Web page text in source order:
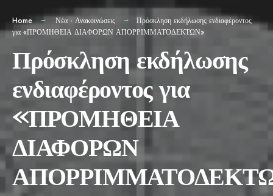
Home Νέα - Ανακοινώσεις
Πρόσκληση εκδήλωσης ενδιαφέροντος
για «ΠΡΟΜΗΘΕΙΑ ΔΙΑΦΟΡΩΝ ΑΠΟΡΡΙΜΜΑΤΟΔΕΚΤΩΝ»
Πρόσκληση εκδήλωσης
ενδιαφέροντος για
«ΠΡΟΜΗΘΕΙΑ
ΔΙΑΦΟΡΩΝ